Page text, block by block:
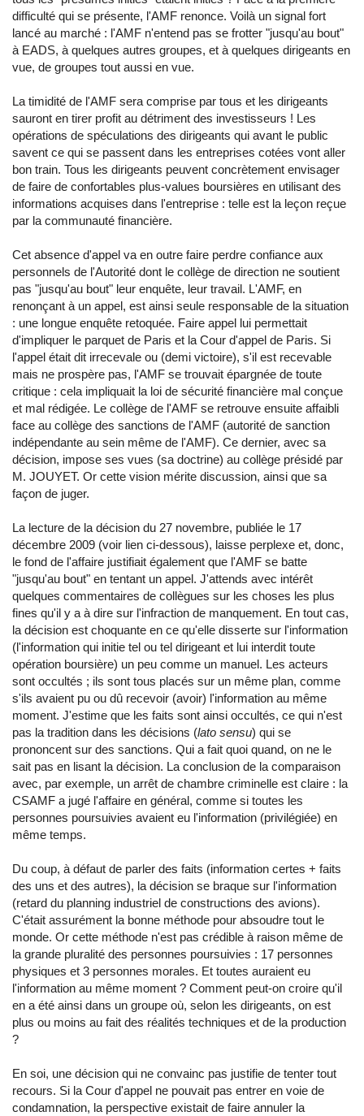
difficulté qui se présente, l'AMF renonce. Voilà un signal fort
lancé au marché : l'AMF n'entend pas se frotter "jusqu'au bout"
à EADS, à quelques autres groupes, et à quelques dirigeants en
vue, de groupes tout aussi en vue.
La timidité de l'AMF sera comprise par tous et les dirigeants
sauront en tirer profit au détriment des investisseurs ! Les
opérations de spéculations des dirigeants qui avant le public
savent ce qui se passent dans les entreprises cotées vont aller
bon train. Tous les dirigeants peuvent concrètement envisager
de faire de confortables plus-values boursières en utilisant des
informations acquises dans l'entreprise : telle est la leçon reçue
par la communauté financière.
Cet absence d'appel va en outre faire perdre confiance aux
personnels de l'Autorité dont le collège de direction ne soutient
pas "jusqu'au bout" leur enquête, leur travail. L'AMF, en
renonçant à un appel, est ainsi seule responsable de la situation
: une longue enquête retoquée. Faire appel lui permettait
d'impliquer le parquet de Paris et la Cour d'appel de Paris. Si
l'appel était dit irrecevale ou (demi victoire), s'il est recevable
mais ne prospère pas, l'AMF se trouvait épargnée de toute
critique : cela impliquait la loi de sécurité financière mal conçue
et mal rédigée. Le collège de l'AMF se retrouve ensuite affaibli
face au collège des sanctions de l'AMF (autorité de sanction
indépendante au sein même de l'AMF). Ce dernier, avec sa
décision, impose ses vues (sa doctrine) au collège présidé par
M. JOUYET. Or cette vision mérite discussion, ainsi que sa
façon de juger.
La lecture de la décision du 27 novembre, publiée le 17
décembre 2009 (voir lien ci-dessous), laisse perplexe et, donc,
le fond de l'affaire justifiait également que l'AMF se batte
"jusqu'au bout" en tentant un appel. J'attends avec intérêt
quelques commentaires de collègues sur les choses les plus
fines qu'il y a à dire sur l'infraction de manquement. En tout cas,
la décision est choquante en ce qu'elle disserte sur l'information
(l'information qui initie tel ou tel dirigeant et lui interdit toute
opération boursière) un peu comme un manuel. Les acteurs
sont occultés ; ils sont tous placés sur un même plan, comme
s'ils avaient pu ou dû recevoir (avoir) l'information au même
moment. J'estime que les faits sont ainsi occultés, ce qui n'est
pas la tradition dans les décisions (lato sensu) qui se
prononcent sur des sanctions. Qui a fait quoi quand, on ne le
sait pas en lisant la décision. La conclusion de la comparaison
avec, par exemple, un arrêt de chambre criminelle est claire : la
CSAMF a jugé l'affaire en général, comme si toutes les
personnes poursuivies avaient eu l'information (privilégiée) en
même temps.
Du coup, à défaut de parler des faits (information certes + faits
des uns et des autres), la décision se braque sur l'information
(retard du planning industriel de constructions des avions).
C'était assurément la bonne méthode pour absoudre tout le
monde. Or cette méthode n'est pas crédible à raison même de
la grande pluralité des personnes poursuivies : 17 personnes
physiques et 3 personnes morales. Et toutes auraient eu
l'information au même moment ? Comment peut-on croire qu'il
en a été ainsi dans un groupe où, selon les dirigeants, on est
plus ou moins au fait des réalités techniques et de la production
?
En soi, une décision qui ne convainc pas justifie de tenter tout
recours. Si la Cour d'appel ne pouvait pas entrer en voie de
condamnation, la perspective existait de faire annuler la